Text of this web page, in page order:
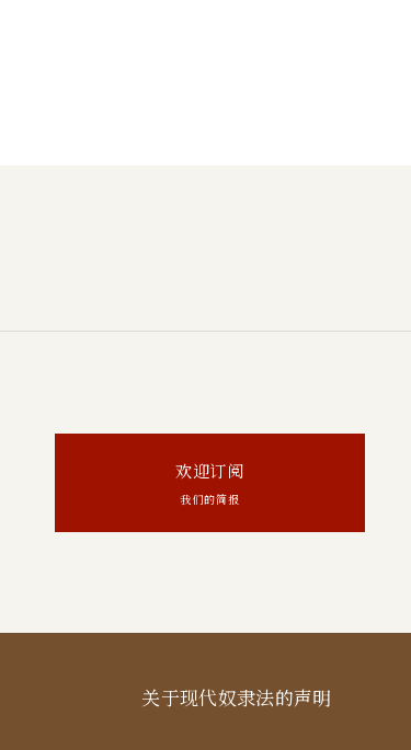
欢迎订阅
我们的简报
关于现代奴隶法的声明